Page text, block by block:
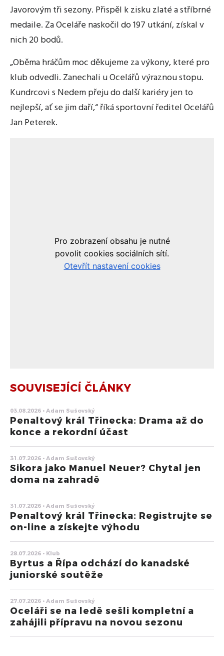
Javorovým tři sezony. Přispěl k zisku zlaté a stříbrné
medaile. Za Oceláře naskočil do 197 utkání, získal v
nich 20 bodů.
„Oběma hráčům moc děkujeme za výkony, které pro
klub odvedli. Zanechali u Ocelářů výraznou stopu.
Kundrcovi s Nedem přeju do další kariéry jen to
nejlepší, ať se jim daří,“ říká sportovní ředitel Ocelářů
Jan Peterek.
SOUVISEJÍCÍ ČLÁNKY
03.08.2026 • Adam Sušovský
Penaltový král Třinecka: Drama až do
konce a rekordní účast
31.07.2026 • Adam Sušovský
Sikora jako Manuel Neuer? Chytal jen
doma na zahradě
31.07.2026 • Adam Sušovský
Penaltový král Třinecka: Registrujte se
on-line a získejte výhodu
28.07.2026 • Klub
Byrtus a Řípa odchází do kanadské
juniorské soutěže
27.07.2026 • Adam Sušovský
Oceláři se na ledě sešli kompletní a
zahájili přípravu na novou sezonu